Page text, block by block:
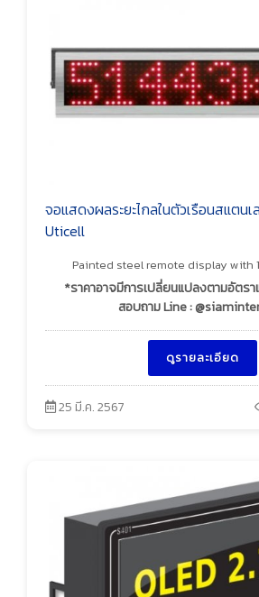
จอแสดงผลระยะไกลในตัวเรือนสแตนเ
Uticell
Painted steel remote display with
*ราคาอาจมีการเปลี่ยนแปลงตามอัตร
สอบถาม Line :
ดูรายละเอียด
25 มี.ค. 2567